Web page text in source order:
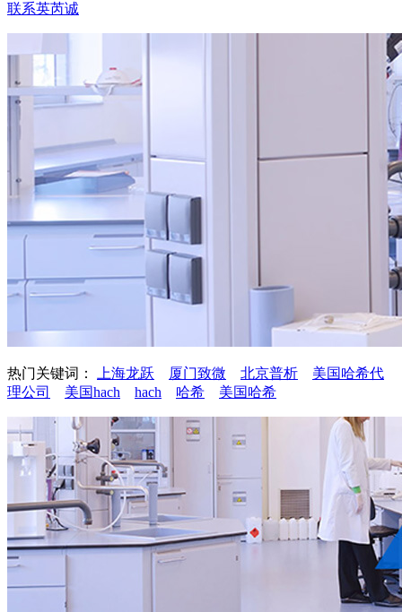
联系英芮诚
热门关键词： 上海龙跃 厦门致微 北京普析
美国哈希代
理公司
美国hach hach 哈希 美国哈希